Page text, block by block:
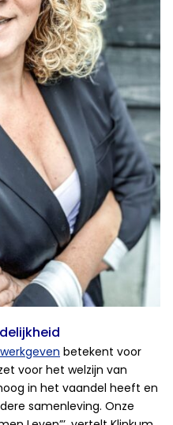
betekent voor
voor het welzijn van
in het vaandel heeft en
samenleving. Onze